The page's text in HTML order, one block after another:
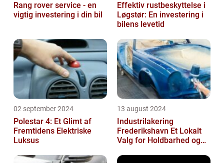
Rang rover service - en
vigtig investering i din bil
Effektiv rustbeskyttelse i
Løgstør: En investering i
bilens levetid
02 september 2024
Polestar 4: Et Glimt af
Fremtidens Elektriske
Luksus
13 august 2024
Industrilakering
Frederikshavn Et Lokalt
Valg for Holdbarhed og